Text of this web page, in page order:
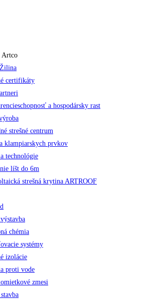
Artco
certifikáty
a hospodársky rast
strešné centrum
klampiarskych prvkov
technológie
líšt do 6m
strešná krytina ARTROOF
chémia
systémy
izolácie
proti vode
zmesi